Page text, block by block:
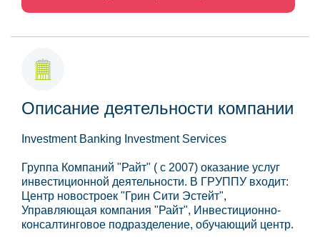
Описание деятельности компании
Investment Banking Investment Services
Группа Компаний "Райт" ( с 2007) оказание услуг
инвестиционной деятельности. В ГРУППУ входит:
Центр новостроек "Грин Сити Эстейт",
Управляющая компания "Райт", Инвестиционно-
консалтинговое подразделение, обучающий центр.